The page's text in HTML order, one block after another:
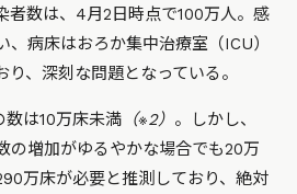
者数は、4月2日時点で100万人。感
、病床はおろか集中治療室（ICU）
り、深刻な問題となっている。
数は10万床未満 （※2） 。しかし、
の増加がゆるやかな場合でも20万
万床が必要と推測しており、絶対